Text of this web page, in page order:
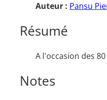
Auteur : Pansu
Résumé
A l'occasion des
Notes